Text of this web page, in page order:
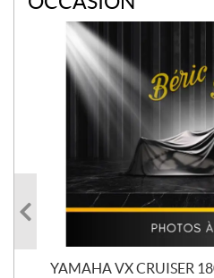
YAMAHA VX CRUISER